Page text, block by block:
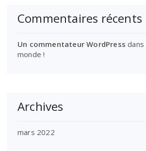
Commentaires récents
Un commentateur WordPress dans
monde !
Archives
mars 2022